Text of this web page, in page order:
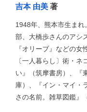
吉本 由美著
1948年、熊本市生ま
部、大橋歩さんのアシ
『オリーブ』などの
〔一人暮らし〕術・
い』（筑摩書房）、『
庫）、『イン・マイ・
さの名前。雑草図鑑』